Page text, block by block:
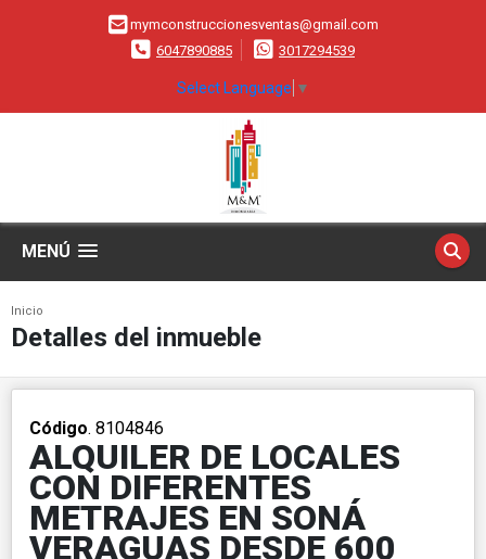
mymconstruccionesventas@gmail.com
6047890885
3017294539
Select Language ▼
MENÚ
Inicio
Detalles del inmueble
Código. 8104846
ALQUILER DE LOCALES
CON DIFERENTES
METRAJES EN SONÁ
VERAGUAS DESDE 600